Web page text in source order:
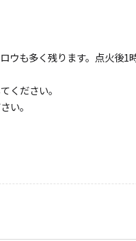
ウも多く残ります。点火後1
ください。
い。